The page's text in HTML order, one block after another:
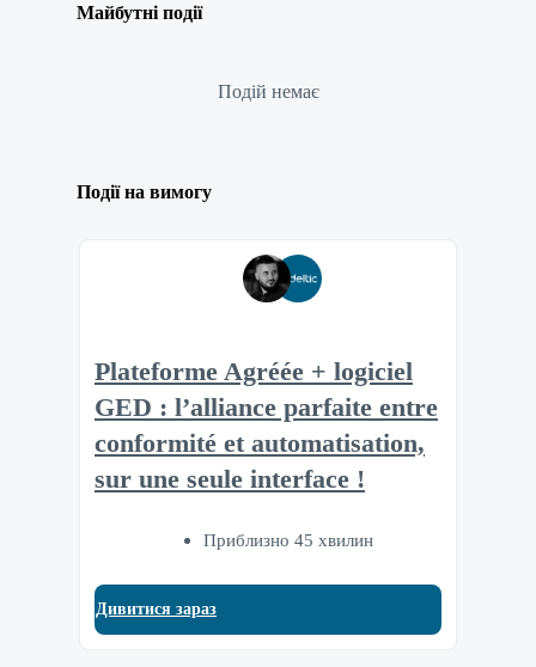
Майбутні події
Подій немає
Події на вимогу
Plateforme Agréée + logiciel
GED : l’alliance parfaite entre
conformité et automatisation,
sur une seule interface !
Приблизно 45 хвилин
Дивитися зараз